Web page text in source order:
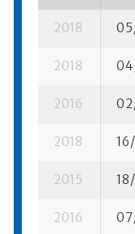
2018
2018
2016
2018
2015
2016